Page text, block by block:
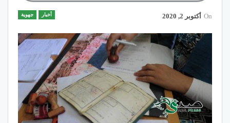
أخبار جهوية On أكتوبر 2, 2020